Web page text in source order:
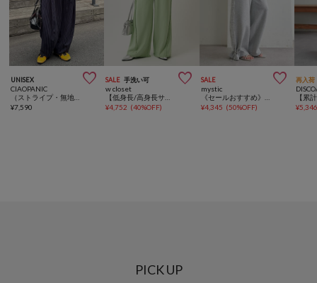
UNISEX 
CIAOPANIC
¥7,590
SALE 手洗い可 
w closet
¥4,752 (40%OFF)
SALE 
mystic
¥4,345 (50%OFF)
再入荷
¥
PICK UP